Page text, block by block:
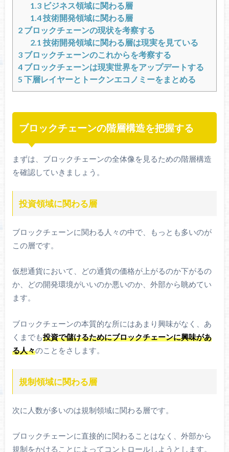
1.3ビジネス領域に関わる層
1.4技術開発領域に関わる層
2ブロックチェーンの現状を考察する
2.1 技術開発領域に関わる層は現実を見ている
3ブロックチェーンのこれからを考察する
4ブロックチェーンは現実世界をアップデートする
5 下層レイヤーとトークンエコノミーをまとめる
ブロックチェーンの階層構造を把握する
まずは、ブロックチェーンの全体像を見るための階層構造
を確認していきましょう。
投資領域に関わる層
ブロックチェーンに関わる人々の中で、もっとも多いのが
この層です。
仮想通貨において、どの通貨の価格が上がるのか下がるの
か、どの開発環境がいいのか悪いのか、外部から眺めてい
ます。
ブロックチェーンの本質的な所にはあまり興味がなく、あ
くまでも投資で儲けるためにブロックチェーンに興味があ
る人々のことをさします。
規制領域に関わる層
次に人数が多いのは規制領域に関わる層です。
ブロックチェーンに直接的に関わることはなく、外部から
規制をかけることによってコントロールしようとします。